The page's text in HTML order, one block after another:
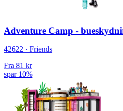
Adventure Camp -
42622 · Friends
Fra 81 kr
spar 10%